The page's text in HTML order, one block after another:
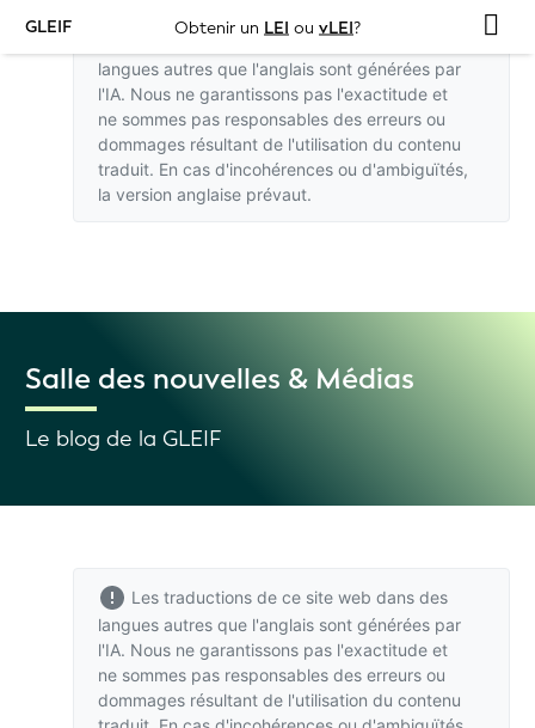
GLEIF Obtenir un LEI ou vLEI?
Les traductions de ce site web dans des
langues autres que l'anglais sont générées par
l'IA. Nous ne garantissons pas l'exactitude et
ne sommes pas responsables des erreurs ou
dommages résultant de l'utilisation du contenu
traduit. En cas d'incohérences ou d'ambiguïtés,
la version anglaise prévaut.
Salle des nouvelles & Médias
Le blog de la GLEIF
Les traductions de ce site web dans des
langues autres que l'anglais sont générées par
l'IA. Nous ne garantissons pas l'exactitude et
ne sommes pas responsables des erreurs ou
dommages résultant de l'utilisation du contenu